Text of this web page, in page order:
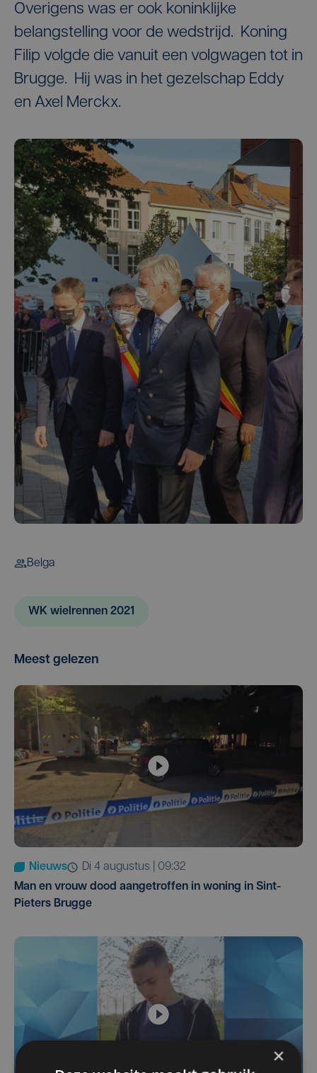
Overigens was er ook koninklijke
belangstelling voor de wedstrijd. Koning
Filip volgde die vanuit een volgwagen tot in
Brugge. Hij was in het gezelschap Eddy
en Axel Merckx.
Belga
WK wielrennen 2021
Meest gelezen
Nieuws
di 4 augustus | 09:32
Man en vrouw dood aangetroffen in woning in Sint-
Pieters Brugge
×